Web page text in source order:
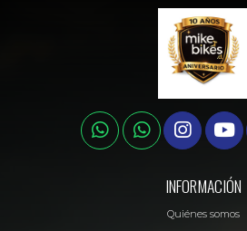
INFORMACIÓN
Quiénes somos